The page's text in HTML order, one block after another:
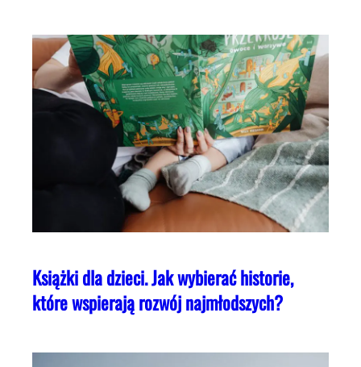
Książki dla dzieci. Jak wybierać historie,
które wspierają rozwój najmłodszych?